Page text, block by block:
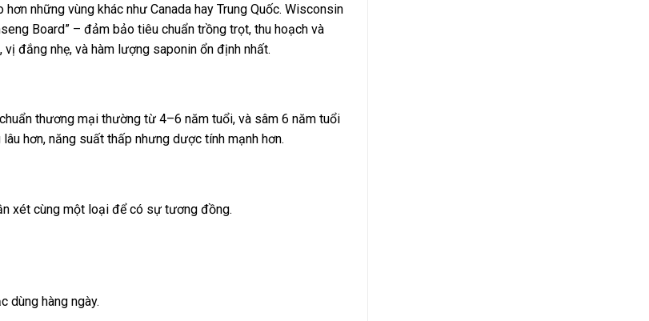
những vùng khác như Canada hay Trung Quốc. Wisconsin
Board” – đảm bảo tiêu chuẩn trồng trọt, thu hoạch và
đắng nhẹ, và hàm lượng saponin ổn định nhất.
thương mại thường từ 4–6 năm tuổi, và sâm 6 năm tuổi
hơn, năng suất thấp nhưng dược tính mạnh hơn.
xét cùng một loại để có sự tương đồng.
dùng hàng ngày.